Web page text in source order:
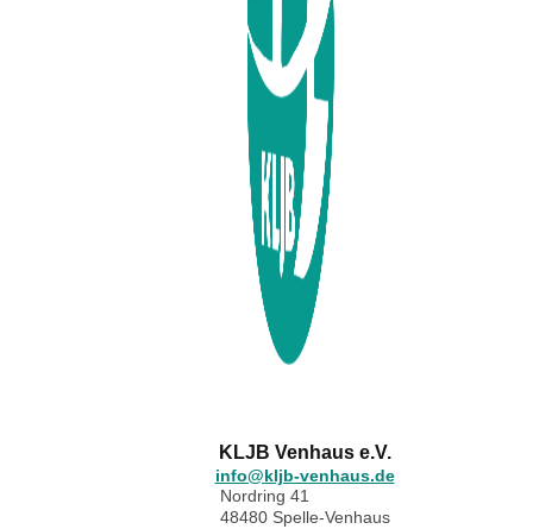
KLJB Venhaus e.V.
info@kljb-venhaus.de
Nordring 41
48480 Spelle-Venhaus